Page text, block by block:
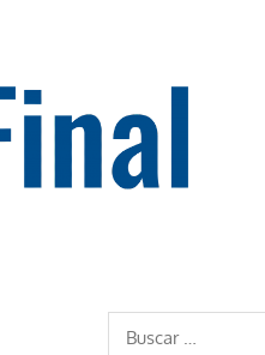
Buscar: